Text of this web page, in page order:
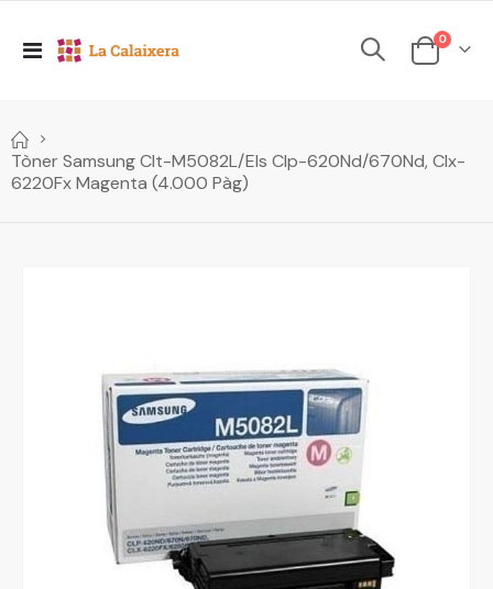
Toggle
Cesta
0elements
Tòner Samsung Clt-M5082L/Els Clp-620Nd/670Nd, Clx-
6220Fx Magenta (4.000 Pàg)